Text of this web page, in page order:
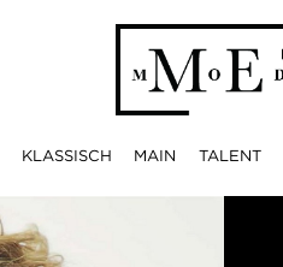
KLASSISCH MAIN TALENT